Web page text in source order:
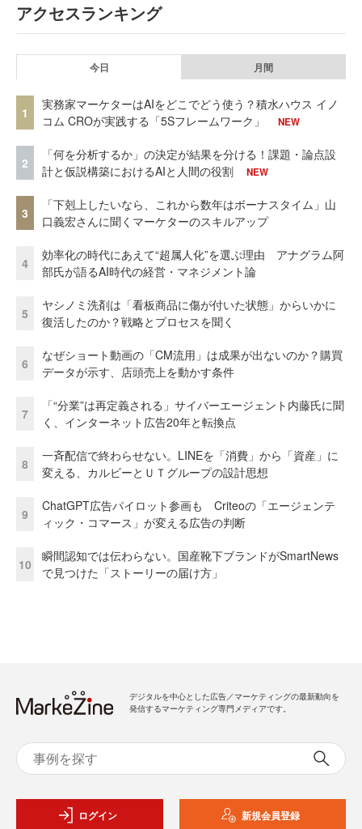
アクセスランキング
今日 月間
1
実務家マーケターはAIをどこでどう使う？積水ハウス イノ
コム CROが実践する「5Sフレームワーク」
NEW
2
「何を分析するか」の決定が結果を分ける！課題・論点設
計と仮説構築におけるAIと人間の役割
NEW
3
「下剋上したいなら、これから数年はボーナスタイム」山
口義宏さんに聞くマーケターのスキルアップ
4
効率化の時代にあえて“超属人化”を選ぶ理由 アナグラム阿
部氏が語るAI時代の経営・マネジメント論
5
ヤシノミ洗剤は「看板商品に傷が付いた状態」からいかに
復活したのか？戦略とプロセスを聞く
6
なぜショート動画の「CM流用」は成果が出ないのか？購買
データが示す、店頭売上を動かす条件
7
「“分業”は再定義される」サイバーエージェント内藤氏に聞
く、インターネット広告20年と転換点
8
一斉配信で終わらせない。LINEを「消費」から「資産」に
変える、カルビーとＵＴグループの設計思想
9
ChatGPT広告パイロット参画も Criteoの「エージェンテ
ィック・コマース」が変える広告の判断
10
瞬間認知では伝わらない。国産靴下ブランドがSmartNews
で見つけた「ストーリーの届け方」
デジタルを中心とした広告／マーケティングの最新動向を
発信するマーケティング専門メディアです。
ログイン 新規会員登録